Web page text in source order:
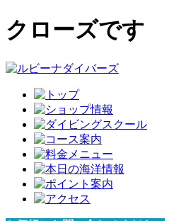
クローズです